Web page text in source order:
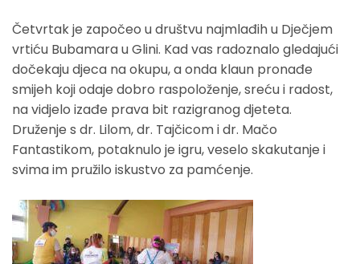
Četvrtak je započeo u društvu najmlađih u Dječjem
vrtiću Bubamara u Glini. Kad vas radoznalo gledajući
dočekaju djeca na okupu, a onda klaun pronađe
smijeh koji odaje dobro raspoloženje, sreću i radost,
na vidjelo izađe prava bit razigranog djeteta.
Druženje s dr. Lilom, dr. Tajčicom i dr. Mačo
Fantastikom, potaknulo je igru, veselo skakutanje i
svima im pružilo iskustvo za pamćenje.